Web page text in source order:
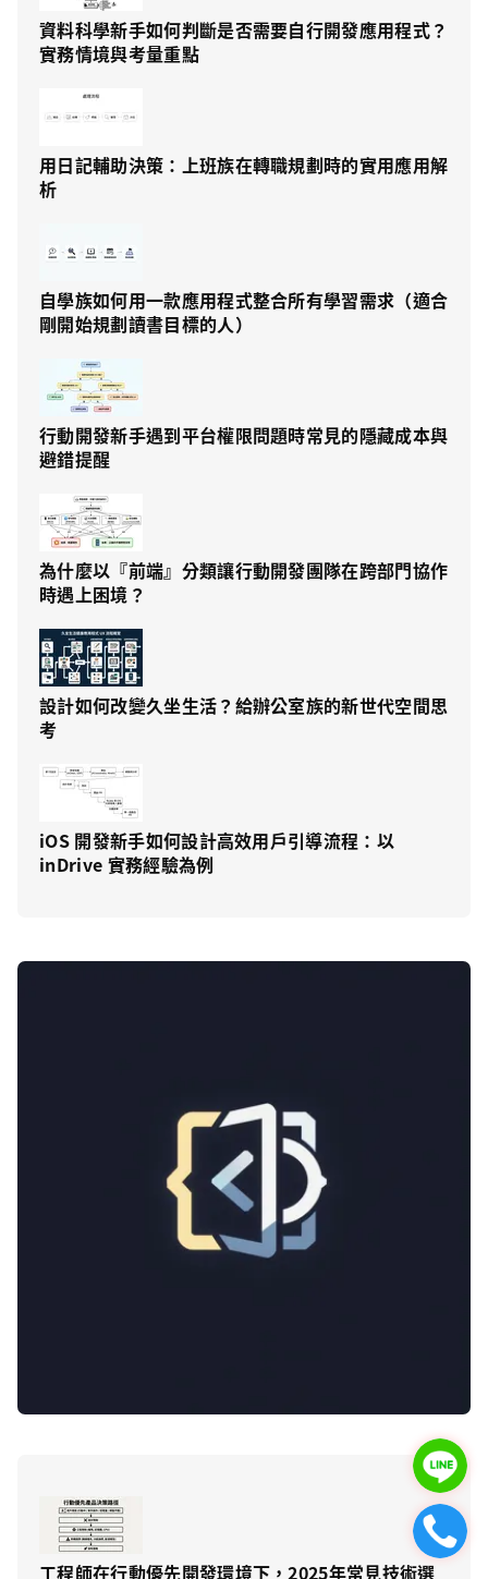
資料科學新手如何判斷是否需要自行開發應用程式？
實務情境與考量重點
用日記輔助決策：上班族在轉職規劃時的實用應用解
析
自學族如何用一款應用程式整合所有學習需求（適合
剛開始規劃讀書目標的人）
行動開發新手遇到平台權限問題時常見的隱藏成本與
避錯提醒
為什麼以『前端』分類讓行動開發團隊在跨部門協作
時遇上困境？
設計如何改變久坐生活？給辦公室族的新世代空間思
考
iOS 開發新手如何設計高效用戶引導流程：以
inDrive 實務經驗為例
工程師在行動優先開發環境下，2025年常見技術選